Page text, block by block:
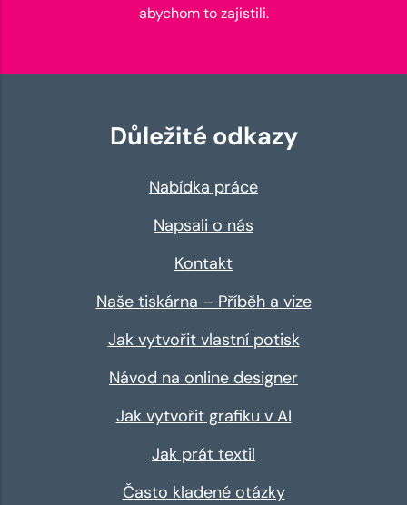
abychom to zajistili.
Důležité odkazy
Nabídka práce
Napsali o nás
Kontakt
Naše tiskárna – Příběh a vize
Jak vytvořit vlastní potisk
Návod na online designer
Jak vytvořit grafiku v AI
Jak prát textil
Často kladené otázky